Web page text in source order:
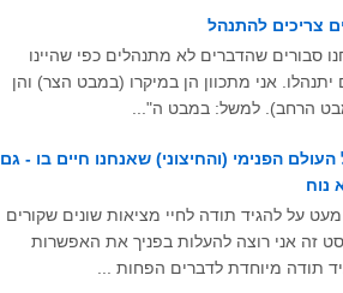
צריכים להתנהל
סבורים שהדברים לא מתנהלים כפי שהיינו
אני מתכוון הן במיקרו (במבט הצר) והן
הרחב). למשל: במבט ה"...
העולם הפנימי (והחיצוני) שאנחנו חיים בו - גם
נוח
על להגיד תודה לחיי מציאות שונים שקורים
זה אני רוצה להעלות בפניך את האפשרות
תודה מיוחדת לדברים הפחות ...